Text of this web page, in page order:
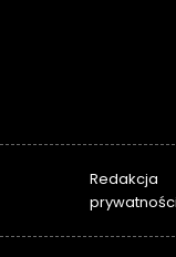
Redakcja
prywatności